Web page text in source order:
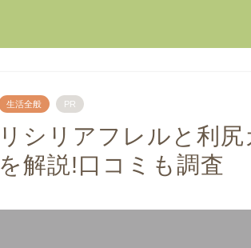
生活全般 PR
リシリアフレルと利
を解説!口コミも調査